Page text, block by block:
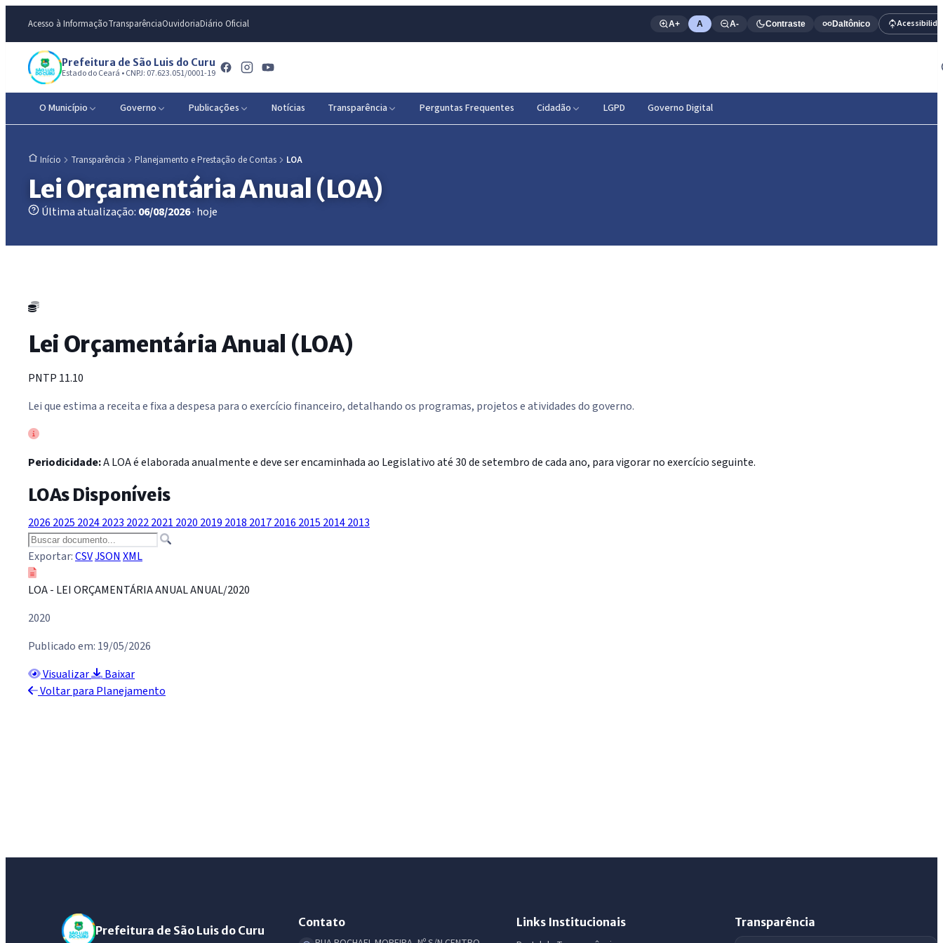
Acesso à InformaçãoTransparênciaOuvidoriaDiário Oficial A+ A A- Contraste Daltônico
Prefeitura de São Luis do Curu
Estado do Ceará • CNPJ: 07.623.051/0001-19
O Município Governo Publicações Notícias Transparência Perguntas Frequentes Cidadão LGPD Governo Digital
Início Transparência Planejamento e Prestação de Contas LOA
Lei Orçamentária Anual (LOA)
Última atualização: 06/08/2026· hoje
Lei Orçamentária Anual (LOA)
PNTP 11.10
Lei que estima a receita e fixa a despesa para o exercício financeiro, detalhando os programas, projetos e atividades do governo.
Periodicidade:A LOA é elaborada anualmente e deve ser encaminhada ao Legislativo até 30 de setembro de cada ano, para vigorar no exercício seguinte.
LOAs Disponíveis
2026 2025 20242023 20222021 2020 2019 2018 20172016 2015 20142013
Exportar:CSVJSON XML
LOA - LEI ORÇAMENTÁRIA ANUAL ANUAL/2020
2020
Publicado em: 19/05/2026
Visualizar
Baixar
Voltar para Planejamento
Prefeitura de São Luis do Curu
Contato
Links Institucionais
Transparência